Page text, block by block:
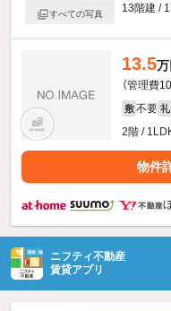
すべての写真
13階建 /
13.5万
（管理費
敷 不要 礼
2階 /
物件
ニフティ不動産
賃貸アプリ